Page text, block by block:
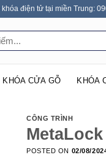
điện tử tại miền Trung:
KHÓA CỬA GỖ KHÓA
CÔNG TRÌNH
POSTED ON 02/08/